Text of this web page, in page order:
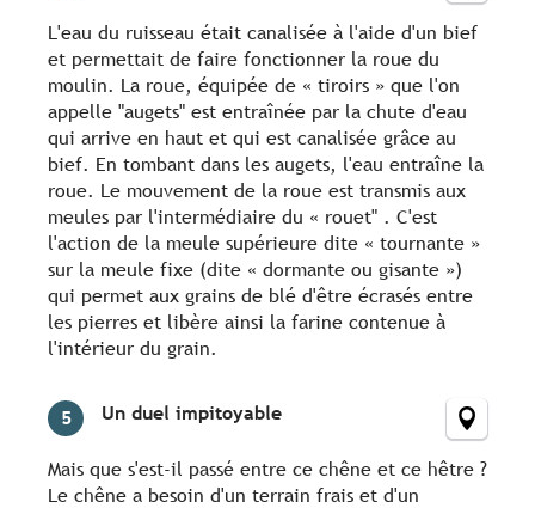
L'eau du ruisseau était canalisée à l'aide d'un bief
et permettait de faire fonctionner la roue du
moulin. La roue, équipée de « tiroirs » que l'on
appelle "augets" est entraînée par la chute d'eau
qui arrive en haut et qui est canalisée grâce au
bief. En tombant dans les augets, l'eau entraîne la
roue. Le mouvement de la roue est transmis aux
meules par l'intermédiaire du « rouet" . C'est
l'action de la meule supérieure dite « tournante »
sur la meule fixe (dite « dormante ou gisante »)
qui permet aux grains de blé d'être écrasés entre
les pierres et libère ainsi la farine contenue à
l'intérieur du grain.
5 Un duel impitoyable
Mais que s'est-il passé entre ce chêne et ce hêtre ?
Le chêne a besoin d'un terrain frais et d'un